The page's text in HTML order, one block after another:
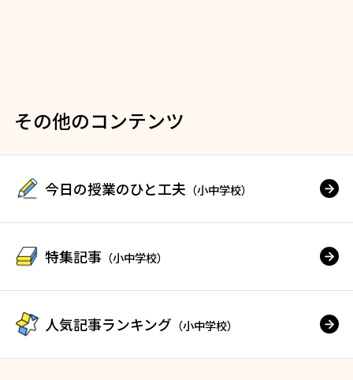
その他のコンテンツ
今日の授業のひと工夫 （小中学校）
特集記事 （小中学校）
人気記事ランキング （小中学校）